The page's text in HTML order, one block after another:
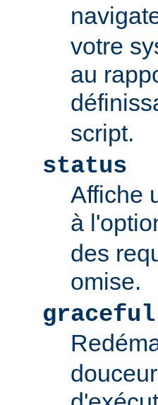
votre
au
script.
status
Affiche
à
des
omise.
graceful